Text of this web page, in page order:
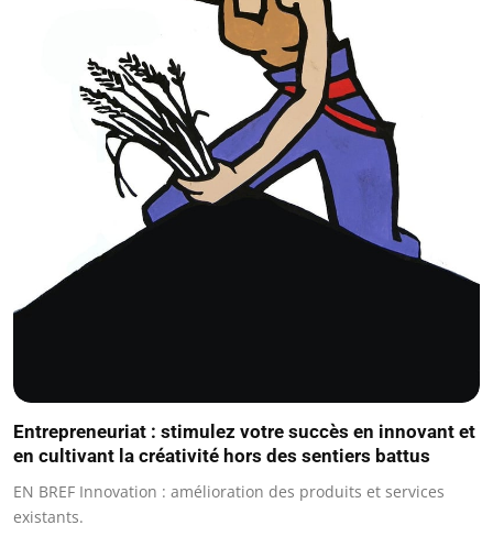
Entrepreneuriat : stimulez votre succès en innovant et
en cultivant la créativité hors des sentiers battus
EN BREF Innovation : amélioration des produits et services
existants.